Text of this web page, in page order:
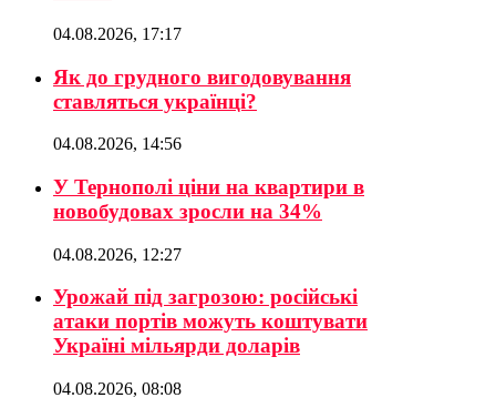
04.08.2026, 17:17
Як до грудного вигодовування
ставляться українці?
04.08.2026, 14:56
У Тернополі ціни на квартири в
новобудовах зросли на 34%
04.08.2026, 12:27
Урожай під загрозою: російські
атаки портів можуть коштувати
Україні мільярди доларів
04.08.2026, 08:08